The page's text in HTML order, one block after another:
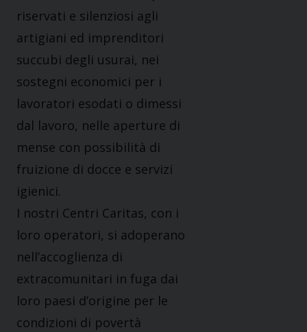
riservati e silenziosi agli
artigiani ed imprenditori
succubi degli usurai, nei
sostegni economici per i
lavoratori esodati o dimessi
dal lavoro, nelle aperture di
mense con possibilità di
fruizione di docce e servizi
igienici.
I nostri Centri Caritas, con i
loro operatori, si adoperano
nell’accoglienza di
extracomunitari in fuga dai
loro paesi d’origine per le
condizioni di povertà